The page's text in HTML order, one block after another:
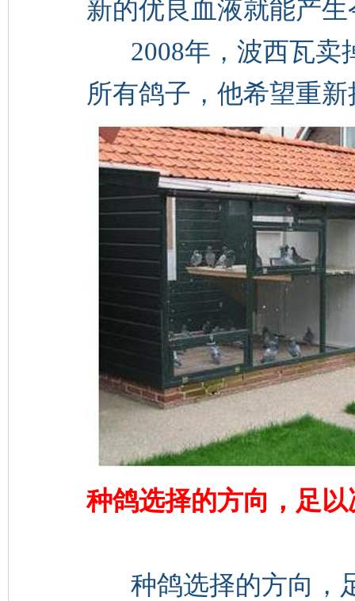
新的优良血液就能产
2008年，波西瓦卖
所有鸽子，他希望重
种鸽选择的方向，足
种鸽选择的方向，